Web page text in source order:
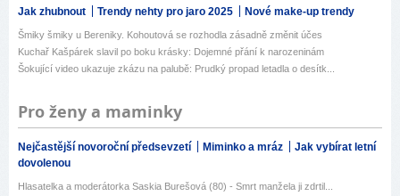
Jak zhubnout Trendy nehty pro jaro 2025 Nové make-up trendy
Šmiky šmiky u Bereniky. Kohoutová se rozhodla zásadně změnit účes
Kuchař Kašpárek slavil po boku krásky: Dojemné přání k narozeninám
Šokující video ukazuje zkázu na palubě: Prudký propad letadla o desítk...
Pro ženy a maminky
Nejčastější novoroční předsevzetí Miminko a mráz
Jak vybírat letní
dovolenou
Hlasatelka a moderátorka Saskia Burešová (80) - Smrt manžela ji zdrtil...